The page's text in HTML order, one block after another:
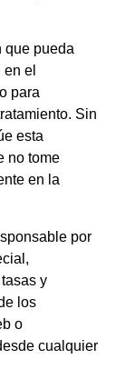
que pueda
el
para
Sin
esta
no tome
en la
por
y
los
o
cualquier